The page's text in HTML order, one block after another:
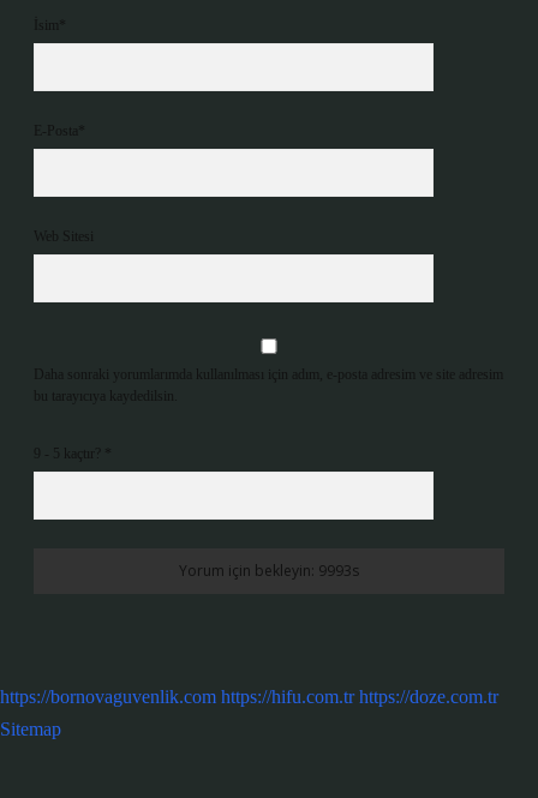
İsim*
E-Posta*
Web Sitesi
Daha sonraki yorumlarımda kullanılması için adım, e-posta adresim ve site adresim
bu tarayıcıya kaydedilsin.
9 - 5 kaçtır?
https://bornovaguvenlik.com https://hifu.com.tr https://doze.com.tr
Sitemap